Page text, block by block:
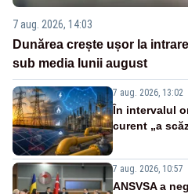
7 aug. 2026, 14:03
Dunărea crește ușor la
sub media lunii august
7 aug. 2026, 13:02
În intervalul
curent „a
7 aug. 2026, 10:57
ANSVSA a